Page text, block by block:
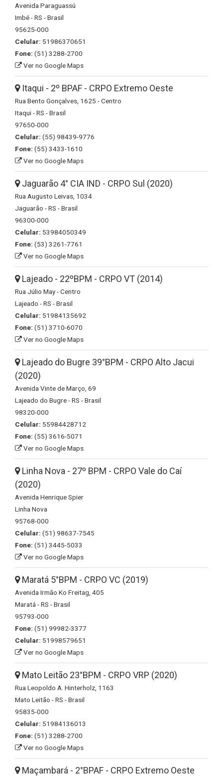
Avenida Paraguassú
Imbé - RS - Brasil
95625-000
Celular: 51986370651
Fone: (51) 3288-2700
Ver no Google Maps
Itaqui - 2º BPAF - CRPO Extremo Oeste
Rua Bento Gonçalves, 1625 - Centro
Itaqui - RS - Brasil
97650-000
Celular: (55) 98439-9776
Fone: (55) 3433-1610
Ver no Google Maps
Jaguarão 4° CIA IND - CRPO Sul (2020)
Rua Augusto Leivas, 1034
Jaguarão - RS - Brasil
96300-000
Celular: 53984050349
Fone: (53) 3261-7761
Ver no Google Maps
Lajeado - 22ºBPM - CRPO VT (2014)
Rua Júlio May - Centro
Lajeado - RS - Brasil
Celular: 51984135692
Fone: (51) 3710-6070
Ver no Google Maps
Lajeado do Bugre 39°BPM - CRPO Alto Jacui
(2020)
Avenida Vinte de Março, 69
Lajeado do Bugre - RS - Brasil
98320-000
Celular: 55984428712
Fone: (55) 3616-5071
Ver no Google Maps
Linha Nova - 27º BPM - CRPO Vale do Caí
(2020)
Avenida Henrique Spier
Linha Nova
95768-000
Celular: (51) 98637-7545
Fone: (51) 3445-5033
Ver no Google Maps
Maratá 5°BPM - CRPO VC (2019)
Avenida Irmão Ko Freitag, 405
Maratá - RS - Brasil
95793-000
Fone: (51) 99982-3377
Celular: 51998579651
Ver no Google Maps
Mato Leitão 23°BPM - CRPO VRP (2020)
Rua Leopoldo A. Hinterholz, 1163
Mato Leitão - RS - Brasil
95835-000
Celular: 51984136013
Fone: (51) 3288-2700
Ver no Google Maps
Maçambará - 2°BPAF - CRPO Extremo Oeste